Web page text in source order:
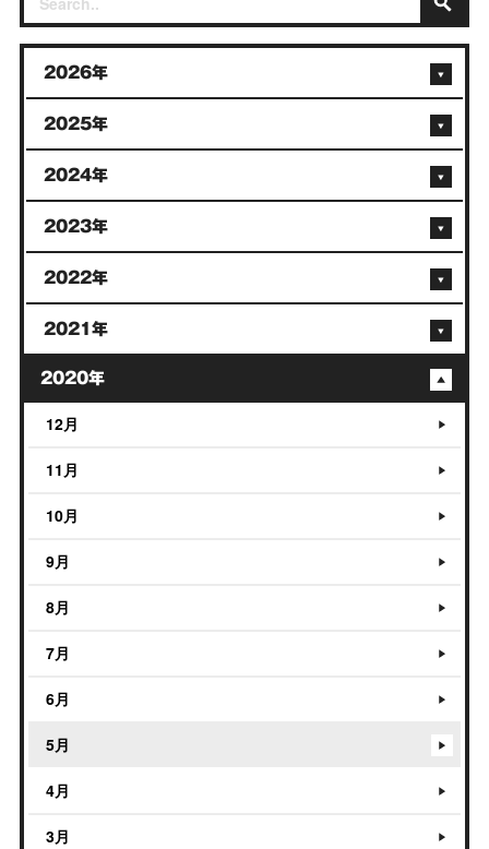
2026年
2025年
2024年
2023年
2022年
2021年
2020年
12月
11月
10月
9月
8月
7月
6月
5月
4月
3月